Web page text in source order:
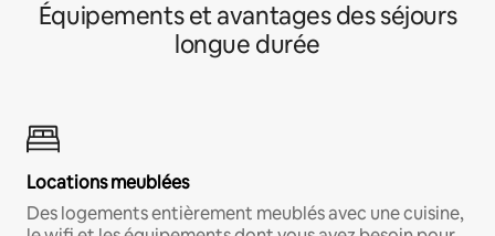
Équipements et avantages des séjours
longue durée
Locations meublées
Des logements entièrement meublés avec une cuisine,